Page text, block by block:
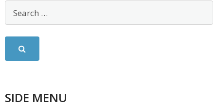
SIDE MENU